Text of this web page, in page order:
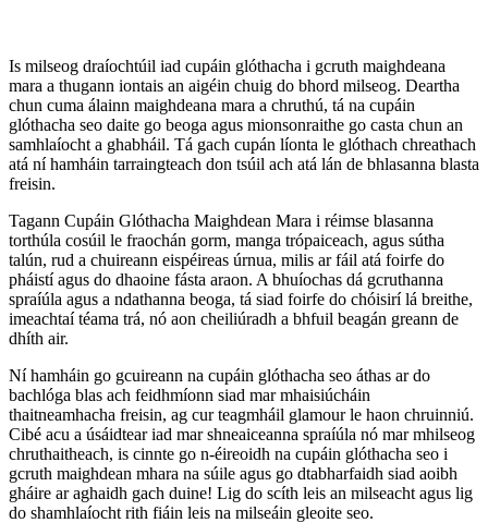
Is milseog draíochtúil iad cupáin glóthacha i gcruth maighdeana
mara a thugann iontais an aigéin chuig do bhord milseog. Deartha
chun cuma álainn maighdeana mara a chruthú, tá na cupáin
glóthacha seo daite go beoga agus mionsonraithe go casta chun an
samhlaíocht a ghabháil. Tá gach cupán líonta le glóthach chreathach
atá ní hamháin tarraingteach don tsúil ach atá lán de bhlasanna blasta
freisin.
Tagann Cupáin Glóthacha Maighdean Mara i réimse blasanna
torthúla cosúil le fraochán gorm, manga trópaiceach, agus sútha
talún, rud a chuireann eispéireas úrnua, milis ar fáil atá foirfe do
pháistí agus do dhaoine fásta araon. A bhuíochas dá gcruthanna
spraíúla agus a ndathanna beoga, tá siad foirfe do chóisirí lá breithe,
imeachtaí téama trá, nó aon cheiliúradh a bhfuil beagán greann de
dhíth air.
Ní hamháin go gcuireann na cupáin glóthacha seo áthas ar do
bachlóga blas ach feidhmíonn siad mar mhaisiúcháin
thaitneamhacha freisin, ag cur teagmháil glamour le haon chruinniú.
Cibé acu a úsáidtear iad mar shneaiceanna spraíúla nó mar mhilseog
chruthaitheach, is cinnte go n-éireoidh na cupáin glóthacha seo i
gcruth maighdean mhara na súile agus go dtabharfaidh siad aoibh
gháire ar aghaidh gach duine! Lig do scíth leis an milseacht agus lig
do shamhlaíocht rith fiáin leis na milseáin gleoite seo.